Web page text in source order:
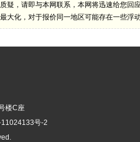
疑，请即与本网联系，本网将迅速给您回
大化，对于报价同一地区可能存在一些浮
楼C座
号-2